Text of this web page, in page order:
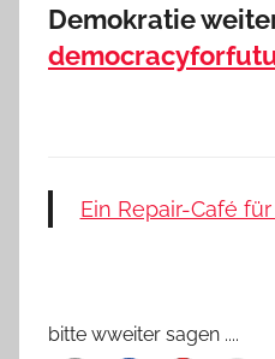
Demokratie
Ein Repair-Café
bitte wweiter sagen ....